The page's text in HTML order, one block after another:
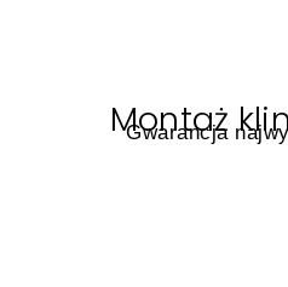
Montaż
Gwarancja